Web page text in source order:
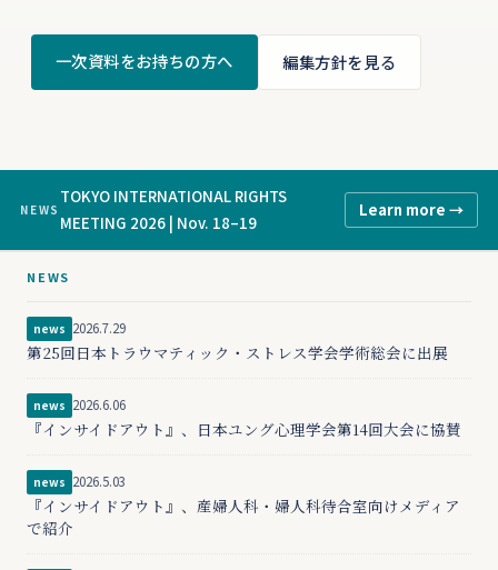
一次資料をお持ちの方へ 編集方針を見る
NEWS
TOKYO INTERNATIONAL RIGHTS
MEETING 2026 | Nov. 18–19
Learn more →
NEWS
news 2026.7.29
第25回日本トラウマティック・ストレス学会学術総会に出展
news 2026.6.06
『インサイドアウト』、日本ユング心理学会第14回大会に協賛
news 2026.5.03
『インサイドアウト』、産婦人科・婦人科待合室向けメディア
で紹介